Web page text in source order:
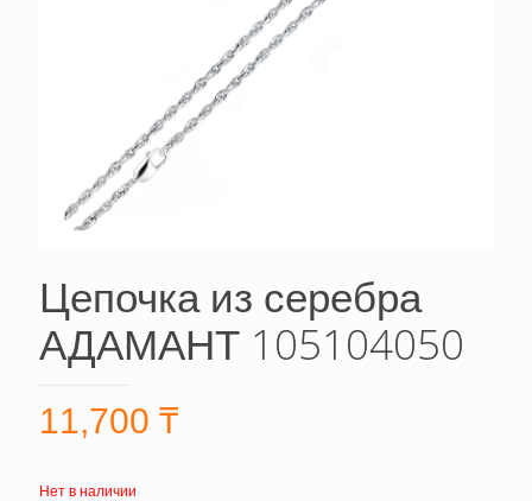
Цепочка из серебра
АДАМАНТ 105104050
11,700 ₸
Нет в наличии